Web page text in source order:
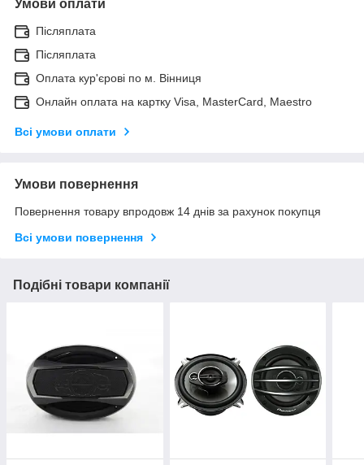
Умови оплати
Післяплата
Післяплата
Оплата кур'єрові по м. Вінниця
Онлайн оплата на картку Visa, MasterCard, Maestro
Всі умови оплати
Умови повернення
Повернення товару впродовж 14 днів за рахунок покупця
Всі умови повернення
Подібні товари компанії